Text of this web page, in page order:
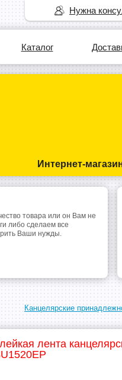
Каталог
Интернет-
товара или он Вам не
либо сделаем все
Ваши нужды.
Канцелярские
лента
Нужна